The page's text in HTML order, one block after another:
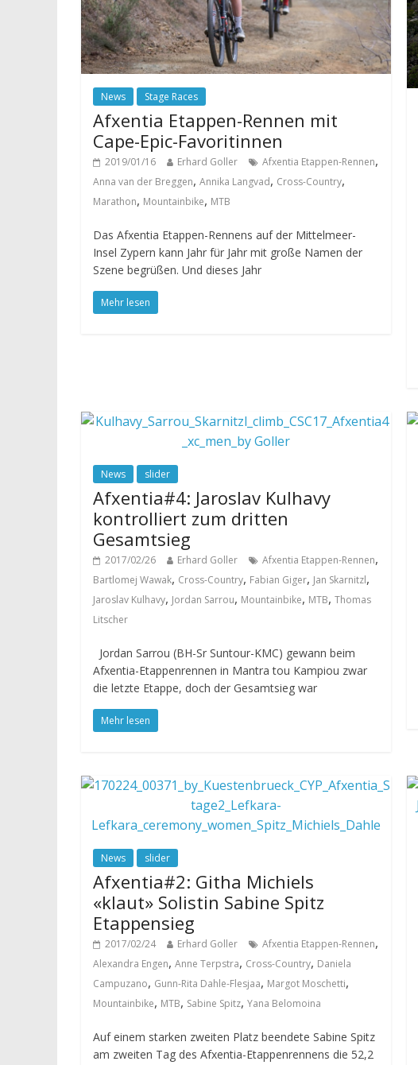
News Stage Races
Afxentia Etappen-Rennen mit
Cape-Epic-Favoritinnen
2019/01/16 Erhard Goller Afxentia Etappen-Rennen,
Anna van der Breggen, Annika Langvad, Cross-Country,
Marathon, Mountainbike, MTB
Das Afxentia Etappen-Rennens auf der Mittelmeer-
Insel Zypern kann Jahr für Jahr mit große Namen der
Szene begrüßen. Und dieses Jahr
Mehr lesen
News slider
Afxentia#4: Jaroslav Kulhavy
kontrolliert zum dritten
Gesamtsieg
2017/02/26 Erhard Goller Afxentia Etappen-Rennen,
Bartlomej Wawak, Cross-Country, Fabian Giger, Jan Skarnitzl,
Jaroslav Kulhavy, Jordan Sarrou, Mountainbike, MTB, Thomas
Litscher
Jordan Sarrou (BH-Sr Suntour-KMC) gewann beim
Afxentia-Etappenrennen in Mantra tou Kampiou zwar
die letzte Etappe, doch der Gesamtsieg war
Mehr lesen
News slider
Afxentia#2: Githa Michiels
«klaut» Solistin Sabine Spitz
Etappensieg
2017/02/24 Erhard Goller Afxentia Etappen-Rennen,
Alexandra Engen, Anne Terpstra, Cross-Country, Daniela
Campuzano, Gunn-Rita Dahle-Flesjaa, Margot Moschetti,
Mountainbike, MTB, Sabine Spitz, Yana Belomoina
Auf einem starken zweiten Platz beendete Sabine Spitz
am zweiten Tag des Afxentia-Etappenrennens die 52,2